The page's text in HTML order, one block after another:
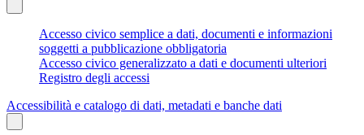
Accesso civico semplice a dati, documenti e informazioni
soggetti a pubblicazione obbligatoria
Accesso civico generalizzato a dati e documenti ulteriori
Registro degli accessi
Accessibilità e catalogo di dati, metadati e banche dati